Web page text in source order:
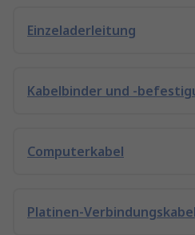
Einzeladerleitung
Kabelbinder und -
Computerkabel
Platinen-